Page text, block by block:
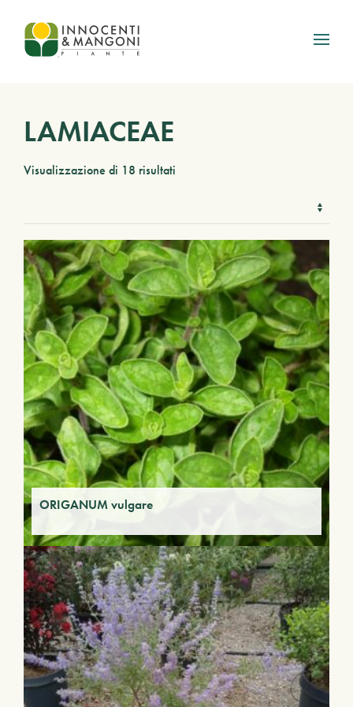
Skip to main content
LAMIACEAE
Visualizzazione di 18 risultati
ORIGANUM vulgare